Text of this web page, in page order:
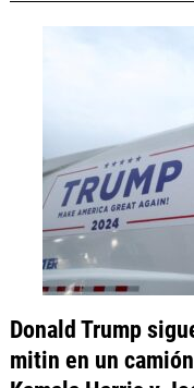
Donald Trump
mitin en un